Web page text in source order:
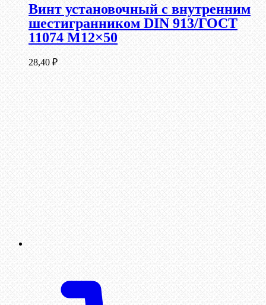
Винт установочный с внутренним
шестигранником DIN 913/ГОСТ
11074 М12×50
28,40 ₽